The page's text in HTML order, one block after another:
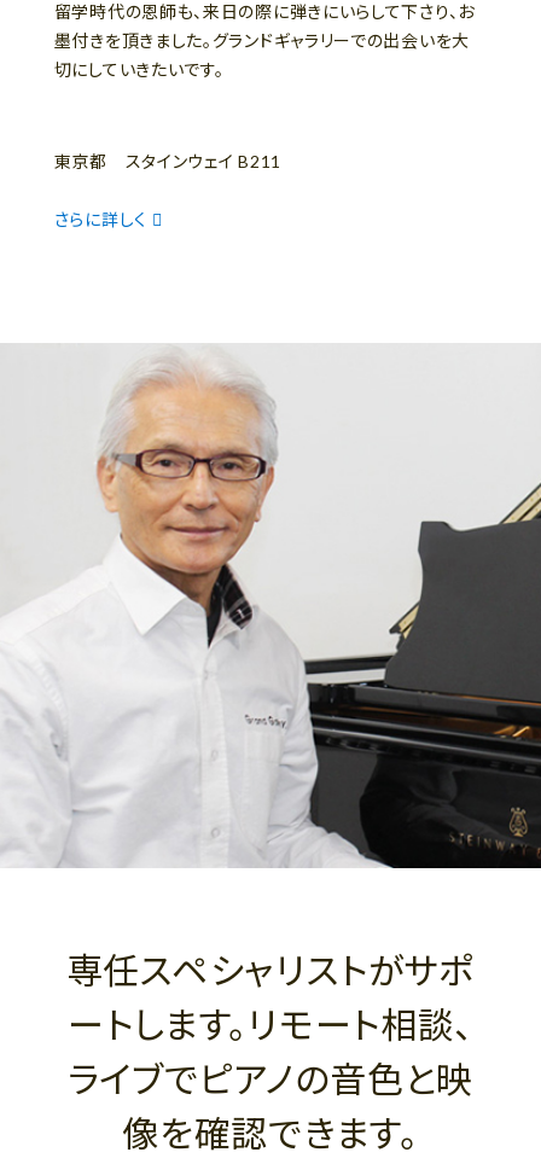
留学時代の恩師も、来日の際に弾きにいらして下さり、お
墨付きを頂きました。グランドギャラリーでの出会いを大
切にしていきたいです。
東京都 スタインウェイ B211
さらに詳しく
専任スペシャリストがサポ
ートします。リモート相談、
ライブでピアノの音色と映
像を確認できます。